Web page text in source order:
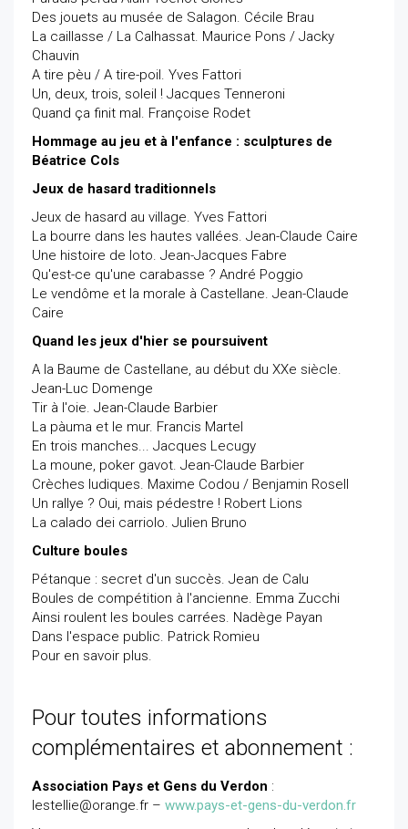
Des jouets au musée de Salagon. Cécile Brau
La caillasse / La Calhassat. Maurice Pons / Jacky
Chauvin
A tire pèu / A tire-poil. Yves Fattori
Un, deux, trois, soleil ! Jacques Tenneroni
Quand ça finit mal. Françoise Rodet
Hommage au jeu et à l'enfance : sculptures de
Béatrice Cols
Jeux de hasard traditionnels
Jeux de hasard au village. Yves Fattori
La bourre dans les hautes vallées. Jean-Claude Caire
Une histoire de loto. Jean-Jacques Fabre
Qu'est-ce qu'une carabasse ? André Poggio
Le vendôme et la morale à Castellane. Jean-Claude
Caire
Quand les jeux d'hier se poursuivent
A la Baume de Castellane, au début du XXe siècle.
Jean-Luc Domenge
Tir à l'oie. Jean-Claude Barbier
La pàuma et le mur. Francis Martel
En trois manches... Jacques Lecugy
La moune, poker gavot. Jean-Claude Barbier
Crèches ludiques. Maxime Codou / Benjamin Rosell
Un rallye ? Oui, mais pédestre ! Robert Lions
La calado dei carriolo. Julien Bruno
Culture boules
Pétanque : secret d'un succès. Jean de Calu
Boules de compétition à l'ancienne. Emma Zucchi
Ainsi roulent les boules carrées. Nadège Payan
Dans l'espace public. Patrick Romieu
Pour en savoir plus.
Pour toutes informations
complémentaires et abonnement :
Association Pays et Gens du Verdon :
lestellie@orange.fr – www.pays-et-gens-du-verdon.fr